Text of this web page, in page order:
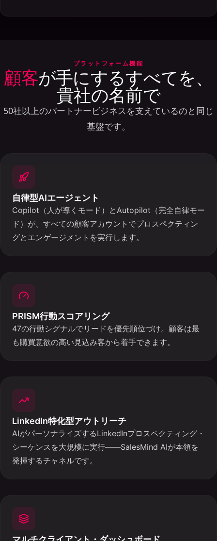
プラットフォーム機能
顧客が手にするすべてを、
貴社の名前で
50社以上のパートナービジネスを支えているのと同じ
基盤です。
自律型AIエージェント
Copilot（人が導くモード）とAutopilot（完全自律モー
ド）が、すべての顧客アカウントでプロスペクティン
グとエンゲージメントを実行します。
PRISM行動スコアリング
47の行動シグナルでリードを優先順位づけ。顧客は最
も購買意欲の高い見込み客から着手できます。
LinkedIn特化型アウトリーチ
AIがパーソナライズするLinkedInプロスペクティング・
シーケンスを大規模に実行——SalesMind AIが本領を
発揮するチャネルです。